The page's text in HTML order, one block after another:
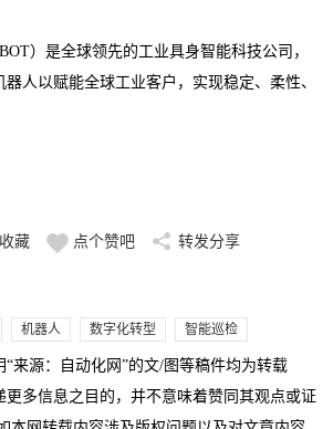
）是全球领先的工业具身智能科技公司，
人以赋能全球工业客户，实现稳定、柔性、
藏 点个赞吧 转发分享
机器人 数字化转型 智能巡检
“来源：自动化网”的文/图等稿件均为转载
更多信息之目的，并不意味着赞同其观点或证